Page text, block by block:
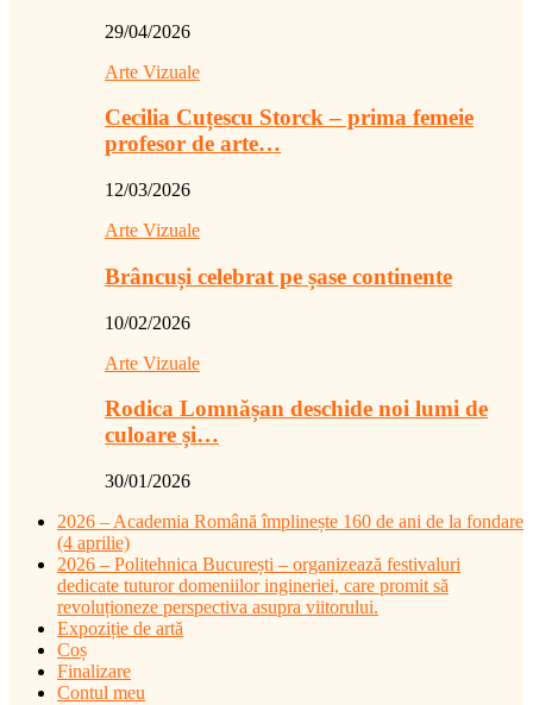
29/04/2026
Arte Vizuale
Cecilia Cuțescu Storck – prima femeie
profesor de arte…
12/03/2026
Arte Vizuale
Brâncuși celebrat pe șase continente
10/02/2026
Arte Vizuale
Rodica Lomnășan deschide noi lumi de
culoare și…
30/01/2026
2026 – Academia Română împlinește 160 de ani de la fondare
(4 aprilie)
2026 – Politehnica București – organizează festivaluri
dedicate tuturor domeniilor ingineriei, care promit să
revoluționeze perspectiva asupra viitorului.
Expoziție de artă
Coș
Finalizare
Contul meu